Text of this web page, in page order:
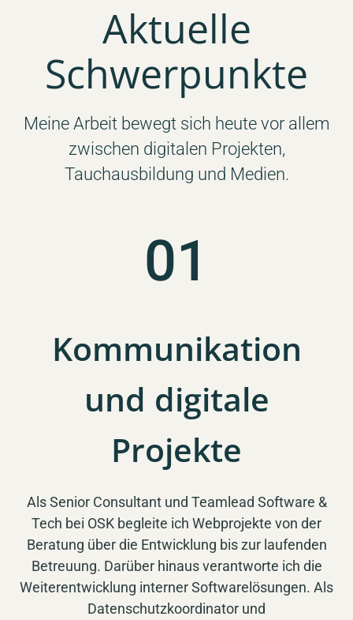
Aktuelle
Schwerpunkte
Meine Arbeit bewegt sich heute vor allem
zwischen digitalen Projekten,
Tauchausbildung und Medien.
01
Kommunikation
und digitale
Projekte
Als Senior Consultant und Teamlead Software &
Tech bei OSK begleite ich Webprojekte von der
Beratung über die Entwicklung bis zur laufenden
Betreuung. Darüber hinaus verantworte ich die
Weiterentwicklung interner Softwarelösungen. Als
Datenschutzkoordinator und